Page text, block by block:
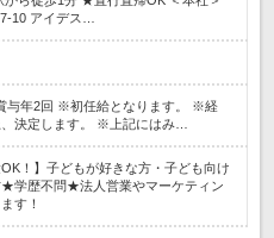
10 アイデス…
与年2回 ※初任給となります。 ※経
決定します。 ※上記にはみ…
OK！】子どもが好きな方・子ども向け
★学歴不問★法人営業やマーケティン
す！